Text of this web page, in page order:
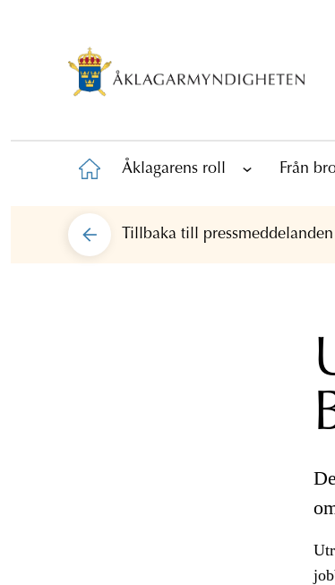
Åklagarens roll Från
Tillbaka till pressmeddelanden